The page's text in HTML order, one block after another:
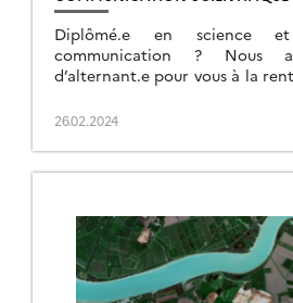
Diplômé.e en science
communication ? Nous
d’alternant.e pour vous à la
services développés par le CNES
26.02.2024